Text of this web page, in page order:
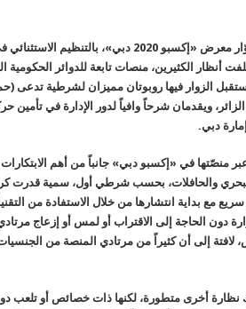
لا يقتصر انبهار زوّار معرض «إكسبو 2020
أنظار الكثيرين، منصات تابعة للدوائر
الزوار فيها روبوتان مميزان لشرطية
ويقدمان شرحاً وافياً لدور الإدارة في
دبي.
منصّتها في «إكسبو دبي» جانباً من أهم
والحافلات، بحسب شرطي أول، سمية قدرت
مع بداية انتشارها من خلال الاستفادة من
دون الحاجة إلى الاقتراب أو لمس أو إزعاج
لافتة إلى أن كثيراً من مرتادي المنصة من
أخرى متطورة، لكنها ذات خصائص أو تلعب دوراً